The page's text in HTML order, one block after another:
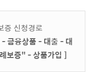
증 신청경로
금융상품 - 대출 - 대
보증" - 상품가입 ]